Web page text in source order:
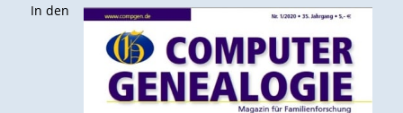
In den